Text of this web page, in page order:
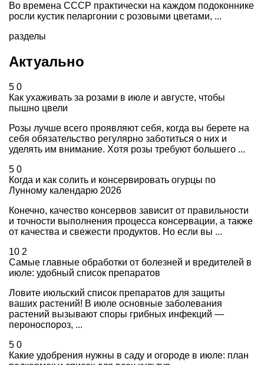
Во времена СССР практически на каждом подоконнике
росли кустик пеларгонии с розовыми цветами, ...
разделы
Актуально
5 0
Как ухаживать за розами в июле и августе, чтобы
пышно цвели
Розы лучше всего проявляют себя, когда вы берете на
себя обязательство регулярно заботиться о них и
уделять им внимание. Хотя розы требуют большего ...
5 0
Когда и как солить и консервировать огурцы по
Лунному календарю 2026
Конечно, качество консервов зависит от правильности
и точности выполнения процесса консервации, а также
от качества и свежести продуктов. Но если вы ...
10 2
Самые главные обработки от болезней и вредителей в
июле: удобный список препаратов
Ловите июльский список препаратов для защиты
ваших растений! В июле основные заболевания
растений вызывают споры грибных инфекций —
пероноспороз, ...
5 0
Какие удобрения нужны в саду и огороде в июле: план